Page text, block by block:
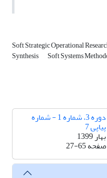
Soft Strategic Operational
Synthesis Soft Systems
دوره 3، شماره 1 - شماره
پیاپی 7
بهار 1399
صفحه27-65